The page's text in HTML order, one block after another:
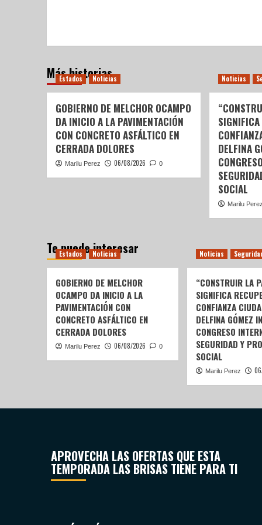
Más historias
Estados Noticias
GOBIERNO DE MELCHOR OCAMPO
DA INICIO A LA PAVIMENTACIÓN
CON CONCRETO ASFÁLTICO EN
CERRADA DOLORES
Marilu Perez 06/08/2026 0
Noticias
DELFINA
SOCIAL
Marilu
Te puede interesar
Estados Noticias
GOBIERNO DE MELCHOR
OCAMPO DA INICIO A LA
PAVIMENTACIÓN CON
CONCRETO ASFÁLTICO EN
CERRADA DOLORES
Marilu Perez 06/08/2026 0
Noticias
“CONSTRUIR LA
SIGNIFICA
CONFIANZA
DELFINA GÓMEZ
CONGRESO
SEGURIDAD Y
SOCIAL
Marilu Perez
APROVECHA LAS OFERTAS QUE ESTA
TEMPORADA LAS BRISAS TIENE PARA TI